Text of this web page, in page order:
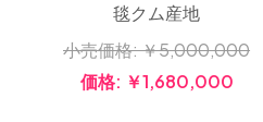
毯クム産地
小売価格:￥5,000,000
価格: ￥1,680,000